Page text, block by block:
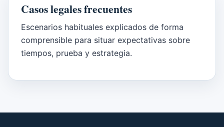
Casos legales frecuentes
Escenarios habituales explicados de forma
comprensible para situar expectativas sobre
tiempos, prueba y estrategia.